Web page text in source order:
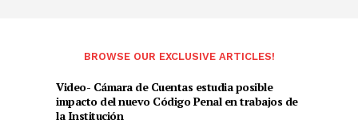
BROWSE OUR EXCLUSIVE ARTICLES!
Video- Cámara de Cuentas estudia posible
impacto del nuevo Código Penal en trabajos de
la Institución